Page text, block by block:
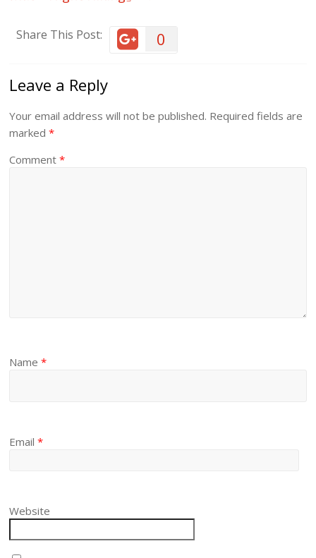
Share This Post: 0
Leave a Reply
Your email address will not be published. Required fields are
marked*
Comment*
Name*
Email*
Website